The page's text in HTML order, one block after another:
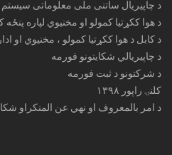
د چاپیریال ساتنی ملی معلوماتی سیستم
د هوا ککړتیا کمولو او مخنیوي لپاره پنځه
د کابل د هوا ککړتیا کمولو ، مخنیوي او
د چاپیریالي شکایتونو فورمه
د شرکتونو د ثبت فورمه
کلنۍ راپور ۱۳۹۸
د امر بالمعروف او نهي عن المنکراو